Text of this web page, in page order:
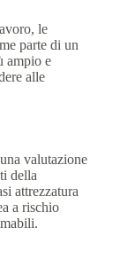
le
parte di un
ampio e
alle
valutazione
della
attrezzatura
a rischio